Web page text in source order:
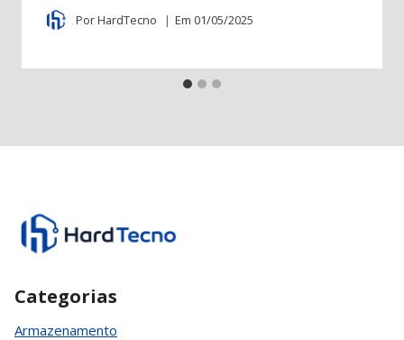
PorHardTecno Em 01/05/2025
Categorias
Armazenamento